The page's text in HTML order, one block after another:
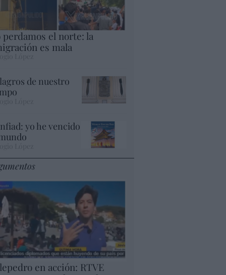
perdamos el norte: la
es mala
López
de nuestro
yo he vencido
en acción: RTVE